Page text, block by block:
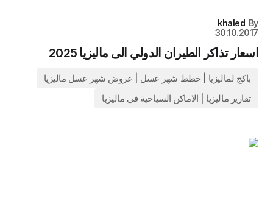
By
khaled
30.10.2017
اسعار تذاكر الطيران الدولي الى ماليزيا 2025
باكج لماليزيا | خطط شهر عسل | عروض شهر عسل ماليزيا
تقارير ماليزيا | الاماكن السياحية في ماليزيا